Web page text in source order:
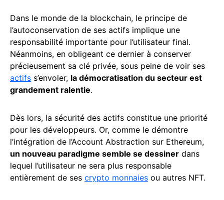
Dans le monde de la blockchain, le principe de
l’autoconservation de ses actifs implique une
responsabilité importante pour l’utilisateur final.
Néanmoins, en obligeant ce dernier à conserver
précieusement sa clé privée, sous peine de voir ses
actifs s’envoler, la démocratisation du secteur est
grandement ralentie.
Dès lors, la sécurité des actifs constitue une priorité
pour les développeurs. Or, comme le démontre
l’intégration de l’Account Abstraction sur Ethereum,
un nouveau paradigme semble se dessiner dans
lequel l’utilisateur ne sera plus responsable
entièrement de ses crypto monnaies ou autres NFT.